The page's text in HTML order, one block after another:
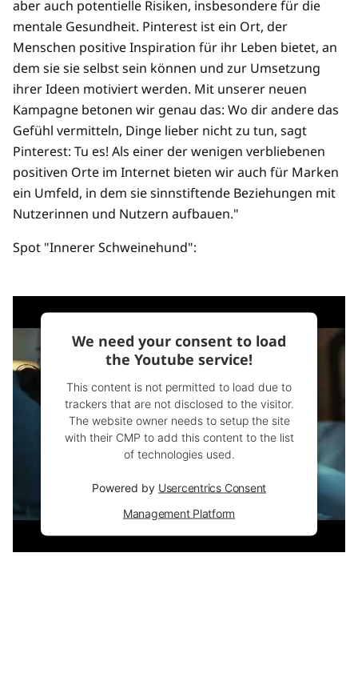
aber auch potentielle Risiken, insbesondere für die
mentale Gesundheit. Pinterest ist ein Ort, der
Menschen positive Inspiration für ihr Leben bietet, an
dem sie sie selbst sein können und zur Umsetzung
ihrer Ideen motiviert werden. Mit unserer neuen
Kampagne betonen wir genau das: Wo dir andere das
Gefühl vermitteln, Dinge lieber nicht zu tun, sagt
Pinterest: Tu es! Als einer der wenigen verbliebenen
positiven Orte im Internet bieten wir auch für Marken
ein Umfeld, in dem sie sinnstiftende Beziehungen mit
Nutzerinnen und Nutzern aufbauen."
Spot "Innerer Schweinehund":
We need your consent to load
the Youtube service!
This content is not permitted to load due to
trackers that are not disclosed to the visitor.
The website owner needs to setup the site
with their CMP to add this content to the list
of technologies used.
Powered by Usercentrics Consent
Management Platform